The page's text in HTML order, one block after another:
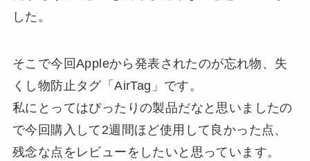
した。
そこで今回Appleから発表されたのが忘れ物、失
くし物防止タグ「AirTag」です。
私にとってはぴったりの製品だなと思いましたの
で今回購入して2週間ほど使用して良かった点、
残念な点をレビューをしたいと思っています。